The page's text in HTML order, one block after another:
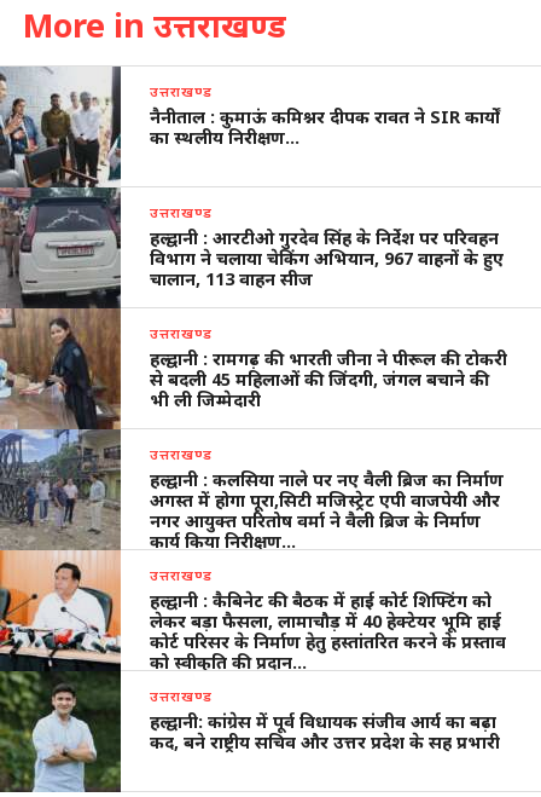
More in उत्तराखण्ड
उत्तराखण्ड
नैनीताल : कुमाऊं कमिश्नर दीपक रावत ने SIR कार्यों
का स्थलीय निरीक्षण…
उत्तराखण्ड
हल्द्वानी : आरटीओ गुरदेव सिंह के निर्देश पर परिवहन
विभाग ने चलाया चेकिंग अभियान, 967 वाहनों के हुए
चालान, 113 वाहन सीज
उत्तराखण्ड
हल्द्वानी : रामगढ़ की भारती जीना ने पीरूल की टोकरी
से बदली 45 महिलाओं की जिंदगी, जंगल बचाने की
भी ली जिम्मेदारी
उत्तराखण्ड
हल्द्वानी : कलसिया नाले पर नए वैली ब्रिज का निर्माण
अगस्त में होगा पूरा,सिटी मजिस्ट्रेट एपी वाजपेयी और
नगर आयुक्त परितोष वर्मा ने वैली ब्रिज के निर्माण
कार्य किया निरीक्षण…
उत्तराखण्ड
हल्द्वानी : कैबिनेट की बैठक में हाई कोर्ट शिफ्टिंग को
लेकर बड़ा फैसला, लामाचौड़ में 40 हेक्टेयर भूमि हाई
कोर्ट परिसर के निर्माण हेतु हस्तांतरित करने के प्रस्ताव
को स्वीकृति की प्रदान…
उत्तराखण्ड
हल्द्वानी: कांग्रेस में पूर्व विधायक संजीव आर्य का बढ़ा
कद, बने राष्ट्रीय सचिव और उत्तर प्रदेश के सह प्रभारी